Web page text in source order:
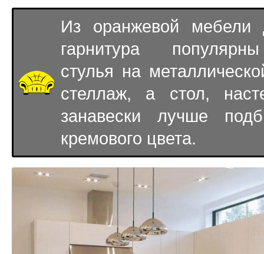
Из оранжевой мебели
гарнитура
стулья на
стеллаж, а стол,
занавески лучше
кремового цвета.